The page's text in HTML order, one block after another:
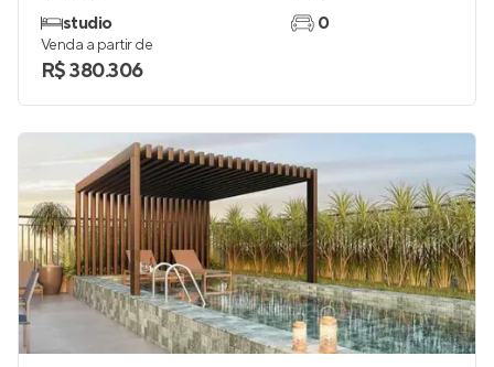
studio
0
Venda a partir de
R$ 380.306